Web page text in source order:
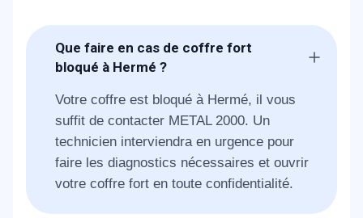
Que faire en cas de coffre fort
bloqué à Hermé ?
Votre coffre est bloqué à Hermé, il vous
suffit de contacter METAL 2000. Un
technicien interviendra en urgence pour
faire les diagnostics nécessaires et ouvrir
votre coffre fort en toute confidentialité.